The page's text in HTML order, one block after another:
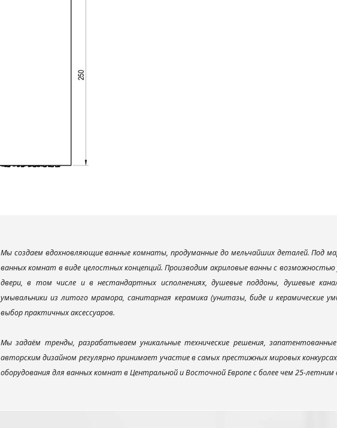
Мы создаем вдохновляющие ванные комнаты, продуманные до мельчайших деталей. Под
ванных комнат в виде целостных концепций. Производим акриловые ванны с
двери, в том числе и в нестандартных исполнениях, душевые поддоны, душевые
умывальники из литого мрамора, санитарная керамика (унитазы, биде и керамические
выбор практичных аксессуаров.
Мы задаём тренды, разрабатываем уникальные технические решения,
авторским дизайном регулярно принимает участие в самых престижных мировых
оборудования для ванных комнат в Центральной и Восточной Европе с более чем 25-